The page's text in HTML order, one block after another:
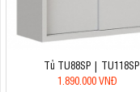
Tủ TU88SP | TU118SP
1.890.000 VNĐ